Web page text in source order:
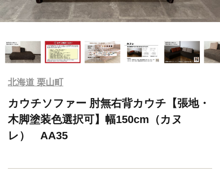
北海道 栗山町
カウチソファー 肘無右背カウチ【張地・
木脚塗装色選択可】幅150cm（カヌ
レ） AA35